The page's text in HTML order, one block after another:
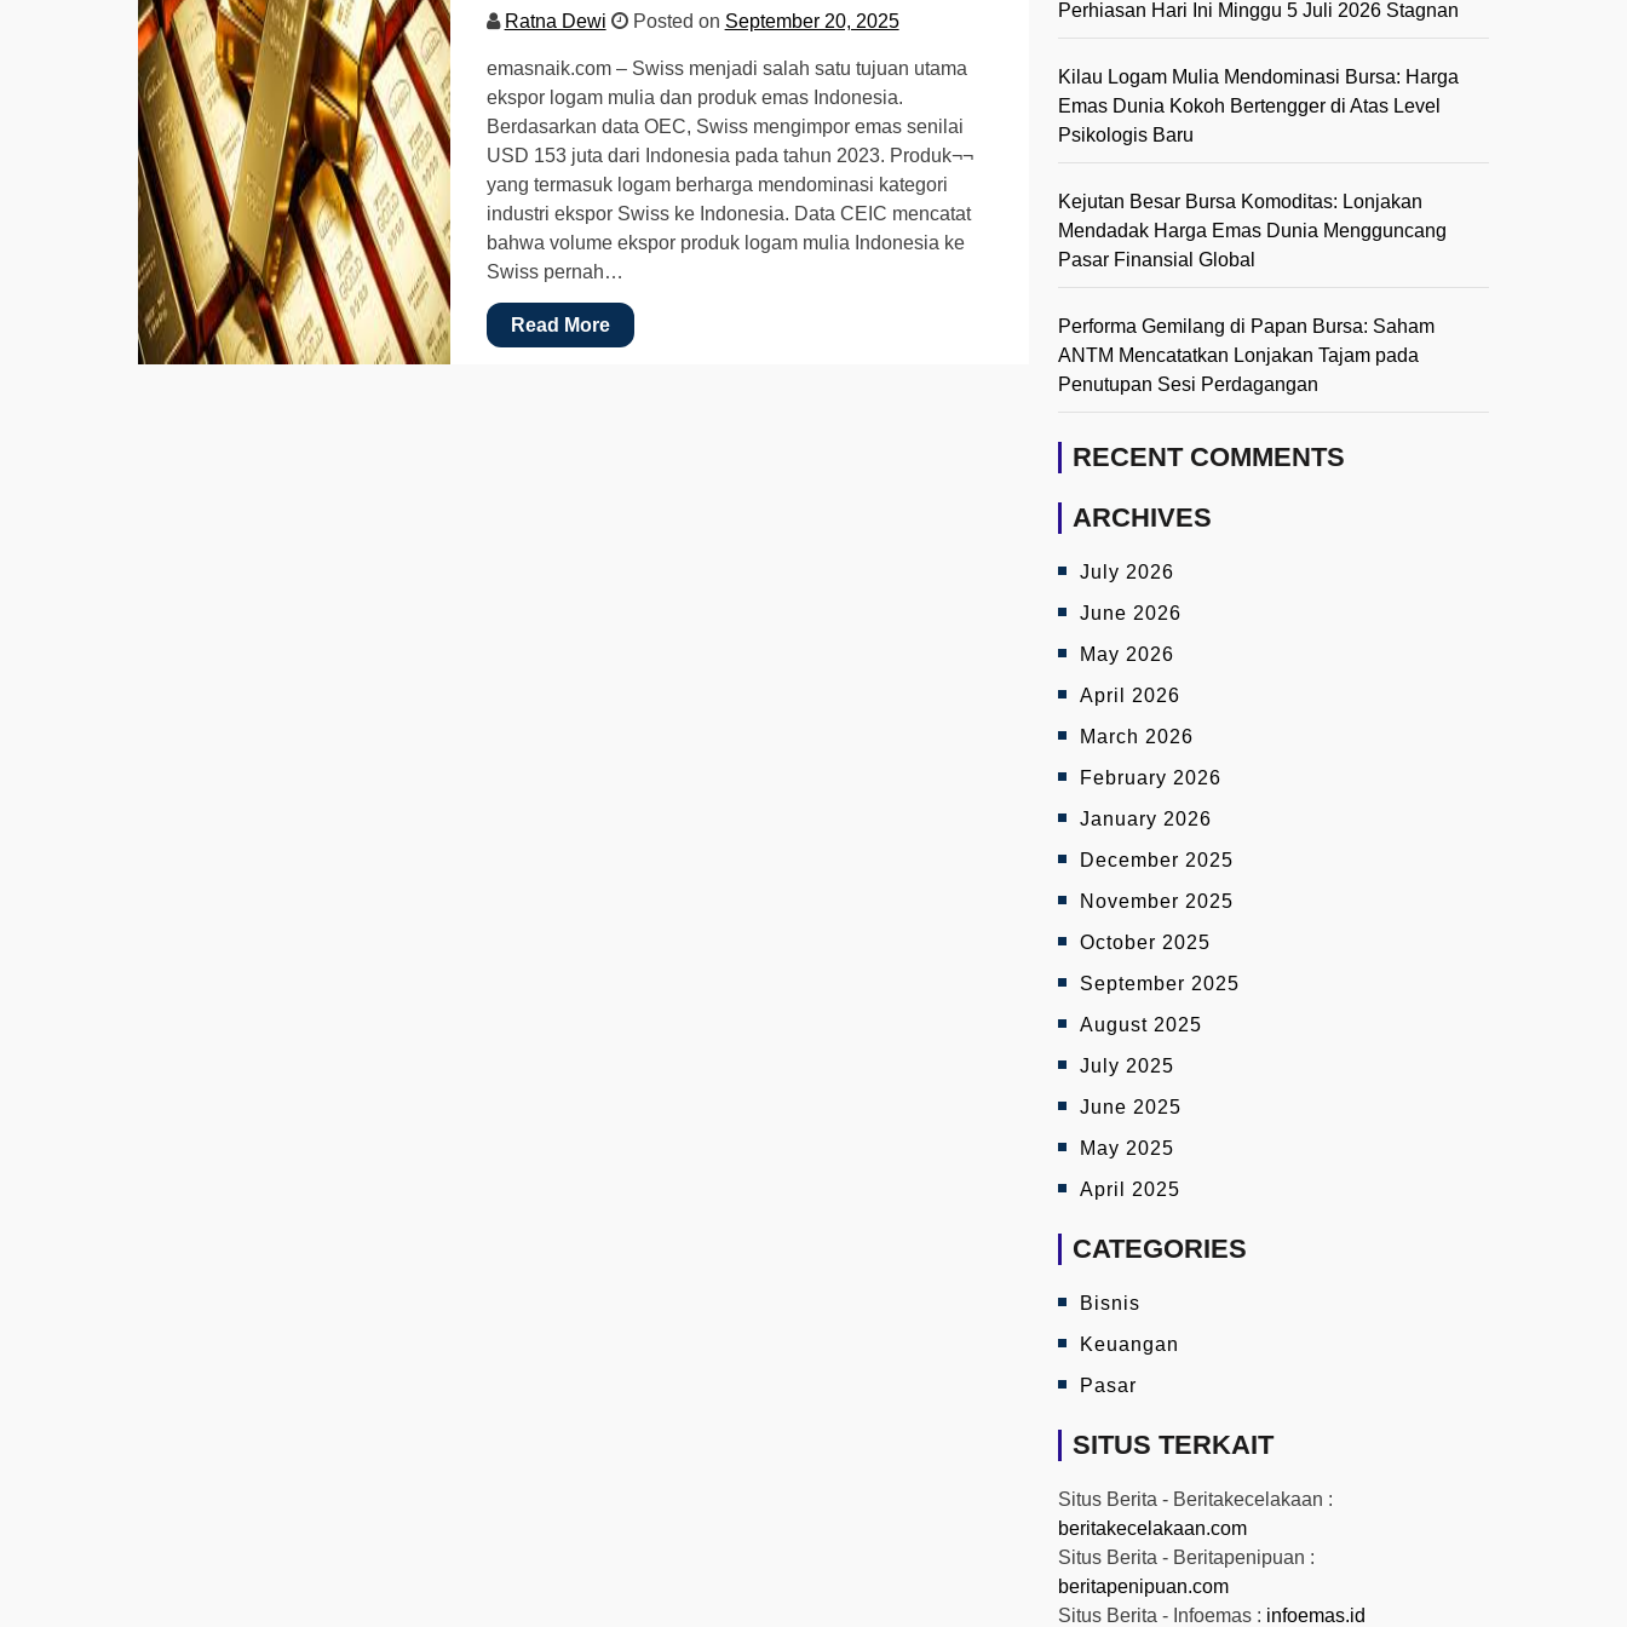
Ratna Dewi Posted on September 20, 2025
emasnaik.com – Swiss menjadi salah satu tujuan utama
ekspor logam mulia dan produk emas Indonesia.
Berdasarkan data OEC, Swiss mengimpor emas senilai
USD 153 juta dari Indonesia pada tahun 2023. Produk¬¬
yang termasuk logam berharga mendominasi kategori
industri ekspor Swiss ke Indonesia. Data CEIC mencatat
bahwa volume ekspor produk logam mulia Indonesia ke
Swiss pernah…
Read More
Perhiasan Hari Ini Minggu 5 Juli 2026 Stagnan
Kilau Logam Mulia Mendominasi Bursa: Harga
Emas Dunia Kokoh Bertengger di Atas Level
Psikologis Baru
Kejutan Besar Bursa Komoditas: Lonjakan
Mendadak Harga Emas Dunia Mengguncang
Pasar Finansial Global
Performa Gemilang di Papan Bursa: Saham
ANTM Mencatatkan Lonjakan Tajam pada
Penutupan Sesi Perdagangan
RECENT COMMENTS
ARCHIVES
July 2026
June 2026
May 2026
April 2026
March 2026
February 2026
January 2026
December 2025
November 2025
October 2025
September 2025
August 2025
July 2025
June 2025
May 2025
April 2025
CATEGORIES
Bisnis
Keuangan
Pasar
SITUS TERKAIT
Situs Berita - Beritakecelakaan :
beritakecelakaan.com
Situs Berita - Beritapenipuan :
beritapenipuan.com
Situs Berita - Infoemas : infoemas.id